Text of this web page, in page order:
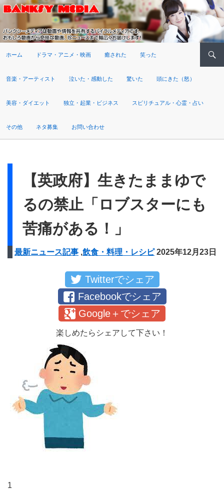
ホーム ドラマ・アニメ・映画 癒された 笑った
音楽・アーティスト 泣いた・感動した 驚いた 頭にきた（怒）
美容・ダイエット 独立・起業・ビジネス スピリチュアル・心霊・占い
その他 ネタ募集 お問い合わせ
【英政府】生きたままゆで
るの禁止「ロブスターにも
苦痛がある！」
最新ニュース記事 ,飲食・料理・レシピ2025年12月23日
Twitterでシェア
Facebookでシェア
Google＋でシェア
楽しめたらシェアして下さい！
1